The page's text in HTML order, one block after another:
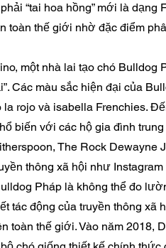
“tai hoa hồng” mới là dạng
toàn thế giới nhờ đặc điểm
một nhà lai tạo chó Bulldog
Các màu sắc hiện đại của
rojo và isabella Frenchies.
biến với các hộ gia đình
The Rock Dewayne
thông xã hội như Instagram
Pháp là không thể đo
tác động của truyền thông xã
toàn thế giới. Vào năm 2018,